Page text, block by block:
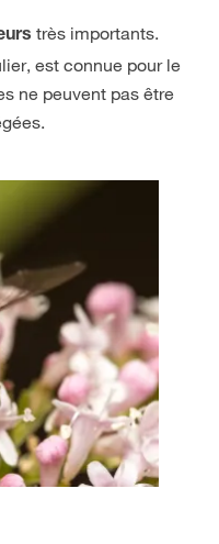
très importants.
est connue pour le
ne peuvent pas être